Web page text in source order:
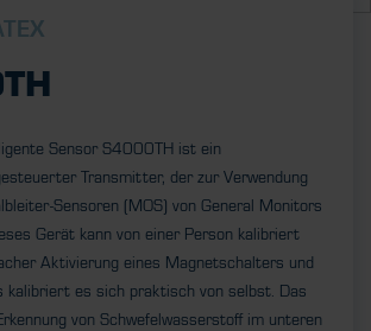
Sensor S4000TH ist ein
Transmitter, der zur Verwendung
Sensoren (MOS) von General Monitors
Gerät kann von einer Person kalibriert
Aktivierung eines Magnetschalters und
kalibriert es sich praktisch von selbst. Das
von Schwefelwasserstoff im unteren